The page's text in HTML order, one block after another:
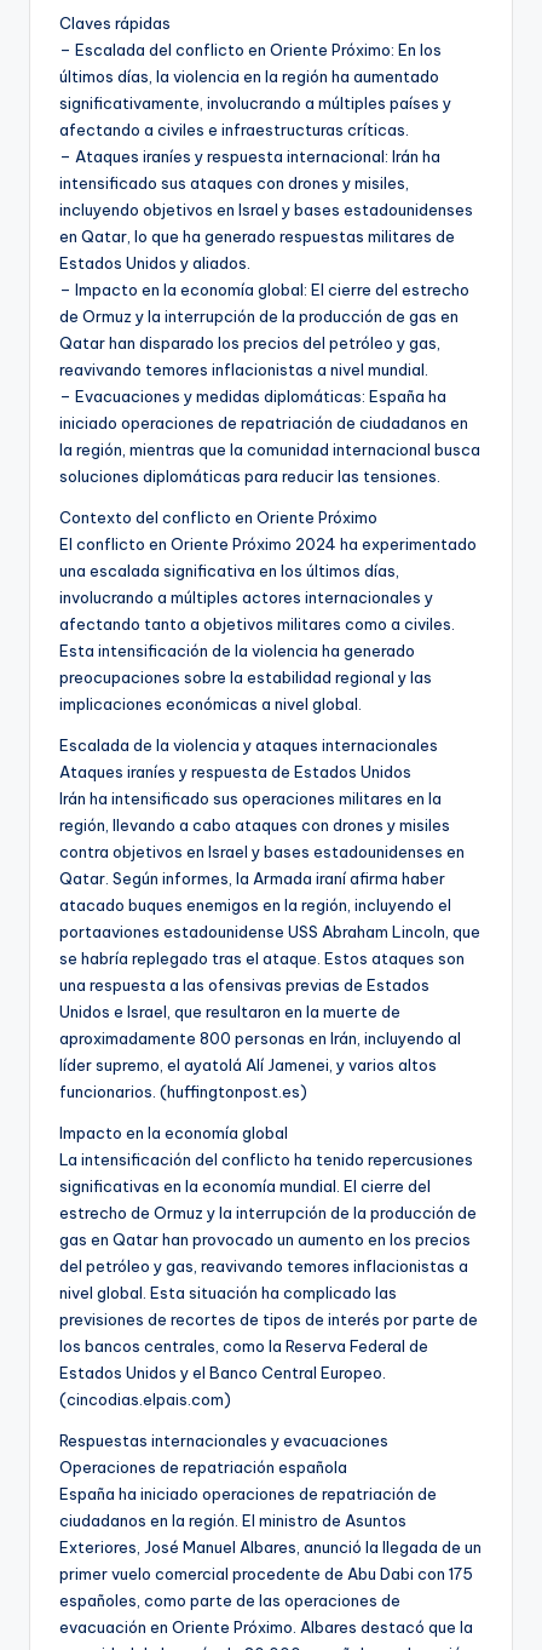
Claves rápidas
– Escalada del conflicto en Oriente Próximo: En los
últimos días, la violencia en la región ha aumentado
significativamente, involucrando a múltiples países y
afectando a civiles e infraestructuras críticas.
– Ataques iraníes y respuesta internacional: Irán ha
intensificado sus ataques con drones y misiles,
incluyendo objetivos en Israel y bases estadounidenses
en Qatar, lo que ha generado respuestas militares de
Estados Unidos y aliados.
– Impacto en la economía global: El cierre del estrecho
de Ormuz y la interrupción de la producción de gas en
Qatar han disparado los precios del petróleo y gas,
reavivando temores inflacionistas a nivel mundial.
– Evacuaciones y medidas diplomáticas: España ha
iniciado operaciones de repatriación de ciudadanos en
la región, mientras que la comunidad internacional busca
soluciones diplomáticas para reducir las tensiones.
Contexto del conflicto en Oriente Próximo
El conflicto en Oriente Próximo 2024 ha experimentado
una escalada significativa en los últimos días,
involucrando a múltiples actores internacionales y
afectando tanto a objetivos militares como a civiles.
Esta intensificación de la violencia ha generado
preocupaciones sobre la estabilidad regional y las
implicaciones económicas a nivel global.
Escalada de la violencia y ataques internacionales
Ataques iraníes y respuesta de Estados Unidos
Irán ha intensificado sus operaciones militares en la
región, llevando a cabo ataques con drones y misiles
contra objetivos en Israel y bases estadounidenses en
Qatar. Según informes, la Armada iraní afirma haber
atacado buques enemigos en la región, incluyendo el
portaaviones estadounidense USS Abraham Lincoln, que
se habría replegado tras el ataque. Estos ataques son
una respuesta a las ofensivas previas de Estados
Unidos e Israel, que resultaron en la muerte de
aproximadamente 800 personas en Irán, incluyendo al
líder supremo, el ayatolá Alí Jamenei, y varios altos
funcionarios. (huffingtonpost.es)
Impacto en la economía global
La intensificación del conflicto ha tenido repercusiones
significativas en la economía mundial. El cierre del
estrecho de Ormuz y la interrupción de la producción de
gas en Qatar han provocado un aumento en los precios
del petróleo y gas, reavivando temores inflacionistas a
nivel global. Esta situación ha complicado las
previsiones de recortes de tipos de interés por parte de
los bancos centrales, como la Reserva Federal de
Estados Unidos y el Banco Central Europeo.
(cincodias.elpais.com)
Respuestas internacionales y evacuaciones
Operaciones de repatriación española
España ha iniciado operaciones de repatriación de
ciudadanos en la región. El ministro de Asuntos
Exteriores, José Manuel Albares, anunció la llegada de un
primer vuelo comercial procedente de Abu Dabi con 175
españoles, como parte de las operaciones de
evacuación en Oriente Próximo. Albares destacó que la